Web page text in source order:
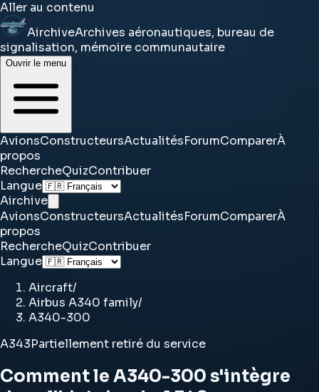
Aller au contenu
AirchiveArchives aéronautiques, bureau de
signalisation, mémoire communautaire
Ouvrir le menu
AvionsConstructeursActualitésForumComparerÀ
propos
RechercheQuizContribuer
Langue
Airchive
AvionsConstructeursActualitésForumComparerÀ
propos
RechercheQuizContribuer
Langue
Aircraft/
Airbus A340 family/
A340-300
A343Partiellement retiré du service
Comment le A340-300 s'intègre